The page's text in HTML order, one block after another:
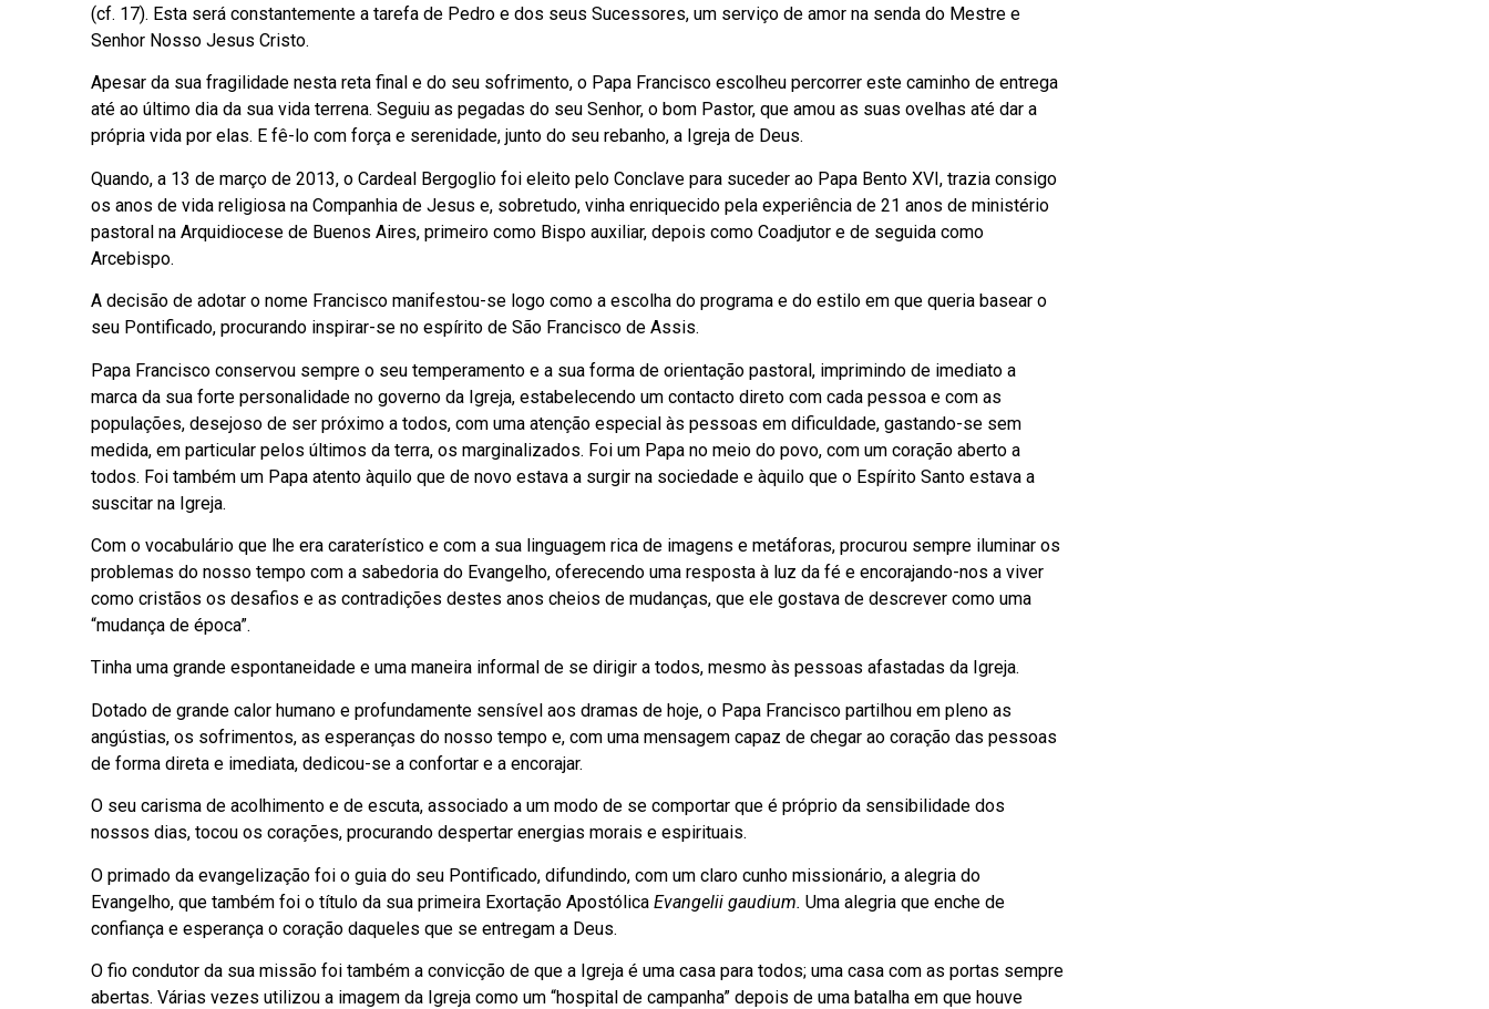
(cf. 17). Esta será constantemente a tarefa de Pedro e dos seus Sucessores, um serviço de amor na senda do Mestre e
Senhor Nosso Jesus Cristo.
Apesar da sua fragilidade nesta reta final e do seu sofrimento, o Papa Francisco escolheu percorrer este caminho de entrega
até ao último dia da sua vida terrena. Seguiu as pegadas do seu Senhor, o bom Pastor, que amou as suas ovelhas até dar a
própria vida por elas. E fê-lo com força e serenidade, junto do seu rebanho, a Igreja de Deus.
Quando, a 13 de março de 2013, o Cardeal Bergoglio foi eleito pelo Conclave para suceder ao Papa Bento XVI, trazia consigo
os anos de vida religiosa na Companhia de Jesus e, sobretudo, vinha enriquecido pela experiência de 21 anos de ministério
pastoral na Arquidiocese de Buenos Aires, primeiro como Bispo auxiliar, depois como Coadjutor e de seguida como
Arcebispo.
A decisão de adotar o nome Francisco manifestou-se logo como a escolha do programa e do estilo em que queria basear o
seu Pontificado, procurando inspirar-se no espírito de São Francisco de Assis.
Papa Francisco conservou sempre o seu temperamento e a sua forma de orientação pastoral, imprimindo de imediato a
marca da sua forte personalidade no governo da Igreja, estabelecendo um contacto direto com cada pessoa e com as
populações, desejoso de ser próximo a todos, com uma atenção especial às pessoas em dificuldade, gastando-se sem
medida, em particular pelos últimos da terra, os marginalizados. Foi um Papa no meio do povo, com um coração aberto a
todos. Foi também um Papa atento àquilo que de novo estava a surgir na sociedade e àquilo que o Espírito Santo estava a
suscitar na Igreja.
Com o vocabulário que lhe era caraterístico e com a sua linguagem rica de imagens e metáforas, procurou sempre iluminar os
problemas do nosso tempo com a sabedoria do Evangelho, oferecendo uma resposta à luz da fé e encorajando-nos a viver
como cristãos os desafios e as contradições destes anos cheios de mudanças, que ele gostava de descrever como uma
“mudança de época”.
Tinha uma grande espontaneidade e uma maneira informal de se dirigir a todos, mesmo às pessoas afastadas da Igreja.
Dotado de grande calor humano e profundamente sensível aos dramas de hoje, o Papa Francisco partilhou em pleno as
angústias, os sofrimentos, as esperanças do nosso tempo e, com uma mensagem capaz de chegar ao coração das pessoas
de forma direta e imediata, dedicou-se a confortar e a encorajar.
O seu carisma de acolhimento e de escuta, associado a um modo de se comportar que é próprio da sensibilidade dos
nossos dias, tocou os corações, procurando despertar energias morais e espirituais.
O primado da evangelização foi o guia do seu Pontificado, difundindo, com um claro cunho missionário, a alegria do
Evangelho, que também foi o título da sua primeira Exortação Apostólica Evangelii gaudium. Uma alegria que enche de
confiança e esperança o coração daqueles que se entregam a Deus.
O fio condutor da sua missão foi também a convicção de que a Igreja é uma casa para todos; uma casa com as portas sempre
abertas. Várias vezes utilizou a imagem da Igreja como um “hospital de campanha” depois de uma batalha em que houve